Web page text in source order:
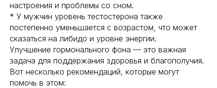
настроения и проблемы со сном.
* У мужчин уровень тестостерона также
постепенно уменьшается с возрастом, что может
сказаться на либидо и уровне энергии.
Улучшение гормонального фона — это важная
задача для поддержания здоровья и благополучия.
Вот несколько рекомендаций, которые могут
помочь в этом: